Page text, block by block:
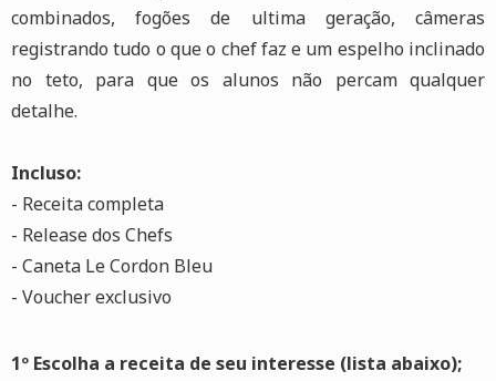
combinados, fogões de ultima geração, câmeras
registrando tudo o que o chef faz e um espelho inclinado
no teto, para que os alunos não percam qualquer
detalhe.
Incluso:
- Receita completa
- Release dos Chefs
- Caneta Le Cordon Bleu
- Voucher exclusivo
1º Escolha a receita de seu interesse (lista abaixo);